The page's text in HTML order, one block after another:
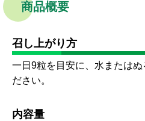
商品概要
召し上がり方
一日9粒を目安に、水またはぬ
ださい。
内容量